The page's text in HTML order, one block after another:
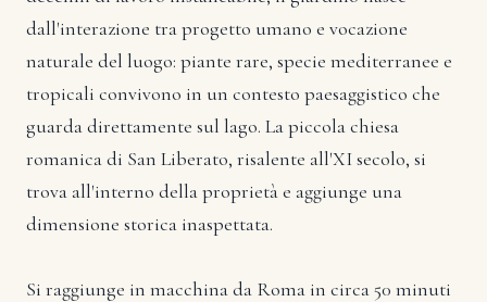
dall'interazione tra progetto umano e vocazione
naturale del luogo: piante rare, specie mediterranee e
tropicali convivono in un contesto paesaggistico che
guarda direttamente sul lago. La piccola chiesa
romanica di San Liberato, risalente all'XI secolo, si
trova all'interno della proprietà e aggiunge una
dimensione storica inaspettata.
Si raggiunge in macchina da Roma in circa 50 minuti